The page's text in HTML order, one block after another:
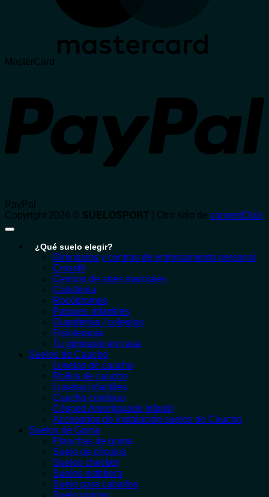
MasterCard
PayPal
Copyright 2026 © SUELOSPORT | Otro sitio de convertClick
¿Qué suelo elegir?
Gimnasios y centros de entrenamiento personal
Crossfit
Centros de artes marciales
Calistenia
Rocódromos
Parques infantiles
Guarderías / colegios
Fisioterapia
Tu gimnasio en casa
Suelos de Caucho
Losetas de caucho
Rollos de caucho
Losetas infantiles
Caucho contínuo
Césped Amortiguado Infantil
Accesorios de instalación suelos de Caucho
Suelos de Goma
Planchas de goma
Suelo de círculos
Suelos checker
Suelos estribera
Suelo para caballos
Suelo rugoso